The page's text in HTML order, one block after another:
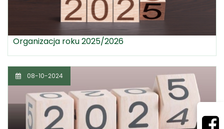
Organizacja roku 2025/2026
08-10-2024